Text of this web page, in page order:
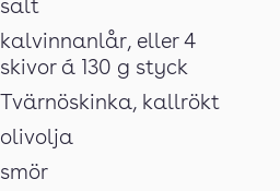
salt
kalvinnanlår, eller 4
skivor á 130 g styck
Tvärnöskinka, kallrökt
olivolja
smör